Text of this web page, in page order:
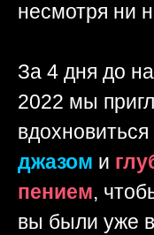
несмотря ни
За 4 дня до
2022 мы
вдохновиться
джазом и
пением,
вы были уже